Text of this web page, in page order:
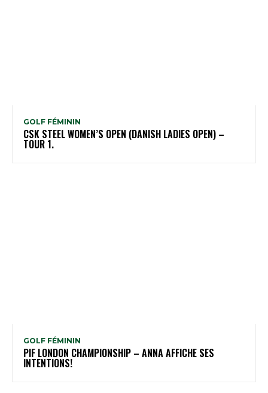
GOLF FÉMININ
CSK STEEL WOMEN’S OPEN (DANISH LADIES OPEN) –
TOUR 1.
GOLF FÉMININ
PIF LONDON CHAMPIONSHIP – ANNA AFFICHE SES
INTENTIONS!